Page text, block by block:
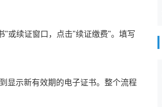
"或续证窗口，点击"续证缴费"。填写
显示新有效期的电子证书。整个流程